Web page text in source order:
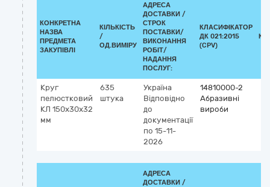
КОНКРЕТНА
НАЗВА
ПРЕДМЕТА
ЗАКУПІВЛІ
КІЛЬКІСТЬ
/
ОД.ВИМІРУ
АДРЕСА
ДОСТАВКИ /
СТРОК
ПОСТАВКИ/
ВИКОНАННЯ
РОБІТ/
НАДАННЯ
ПОСЛУГ:
КЛАСИФІКАТОР
ДК 021:2015
(CPV)
Круг
пелюстковий
КЛ 150х30х32
мм
635
штука
Україна
Відповідно
до
документації
по 15-11-
2026
14810000-2
Абразивні
вироби
АДРЕСА
ДОСТАВКИ /